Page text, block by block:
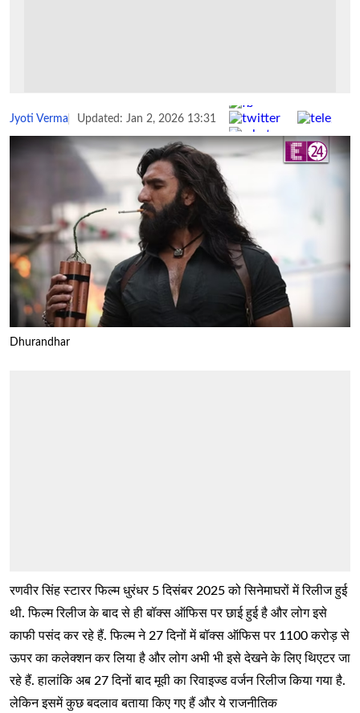
Jyoti Verma Updated: Jan 2, 2026 13:31 Share :
Dhurandhar
रणवीर सिंह स्टारर फिल्म धुरंधर 5 दिसंबर 2025 को सिनेमाघरों में रिलीज हुई
थी. फिल्म रिलीज के बाद से ही बॉक्स ऑफिस पर छाई हुई है और लोग इसे
काफी पसंद कर रहे हैं. फिल्म ने 27 दिनों में बॉक्स ऑफिस पर 1100 करोड़ से
ऊपर का कलेक्शन कर लिया है और लोग अभी भी इसे देखने के लिए थिएटर जा
रहे हैं. हालांकि अब 27 दिनों बाद मूवी का रिवाइज्ड वर्जन रिलीज किया गया है.
लेकिन इसमें कुछ बदलाव बताया किए गए हैं और ये राजनीतिक